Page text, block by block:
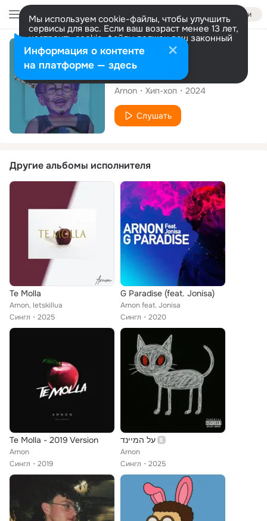
Войти
Мы используем cookie-файлы, чтобы улучшить
сервисы для вас. Если ваш возраст менее 13 лет,
настроить cookie-файлы должен ваш законный
представитель. Больше информации
Разрешить все Настроить
Сингл
מגיל קטן
Arnon Хип-хоп 2024
Слушать
Другие альбомы исполнителя
Te Molla
Arnon, letskillua
Сингл
2025
G Paradise (feat. Jonisa)
Arnon feat. Jonisa
Сингл
2020
Te Molla - 2019 Version
Arnon
Сингл
2019
על המיינד
Arnon
Сингл
2025
Информация о контенте
на платформе — здесь